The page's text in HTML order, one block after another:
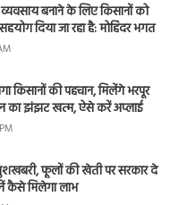
बनाने के लिए किसानों को
दिया जा रहा है: मोहिंदर भगत
किसानों की पहचान, मिलेंगे भरपूर
का झंझट खत्म, ऐसे करें अप्लाई
फूलों की खेती पर सरकार दे
कैसे मिलेगा लाभ